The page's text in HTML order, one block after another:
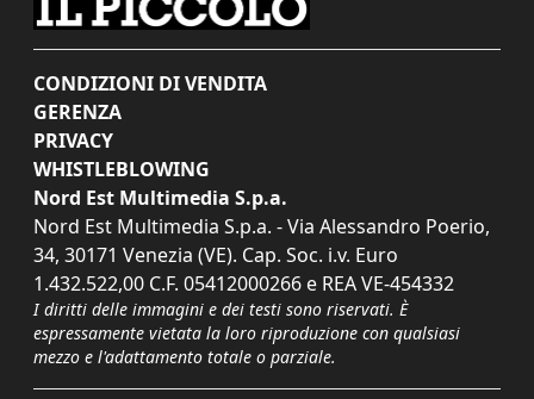
CONDIZIONI DI VENDITA
GERENZA
PRIVACY
WHISTLEBLOWING
Nord Est Multimedia S.p.a.
Nord Est Multimedia S.p.a. - Via Alessandro Poerio,
34, 30171 Venezia (VE). Cap. Soc. i.v. Euro
1.432.522,00 C.F. 05412000266 e REA VE-454332
I diritti delle immagini e dei testi sono riservati. È
espressamente vietata la loro riproduzione con qualsiasi
mezzo e l'adattamento totale o parziale.